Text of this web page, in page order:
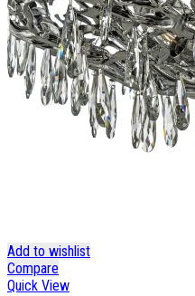
Add to wishlist
Compare
Quick View